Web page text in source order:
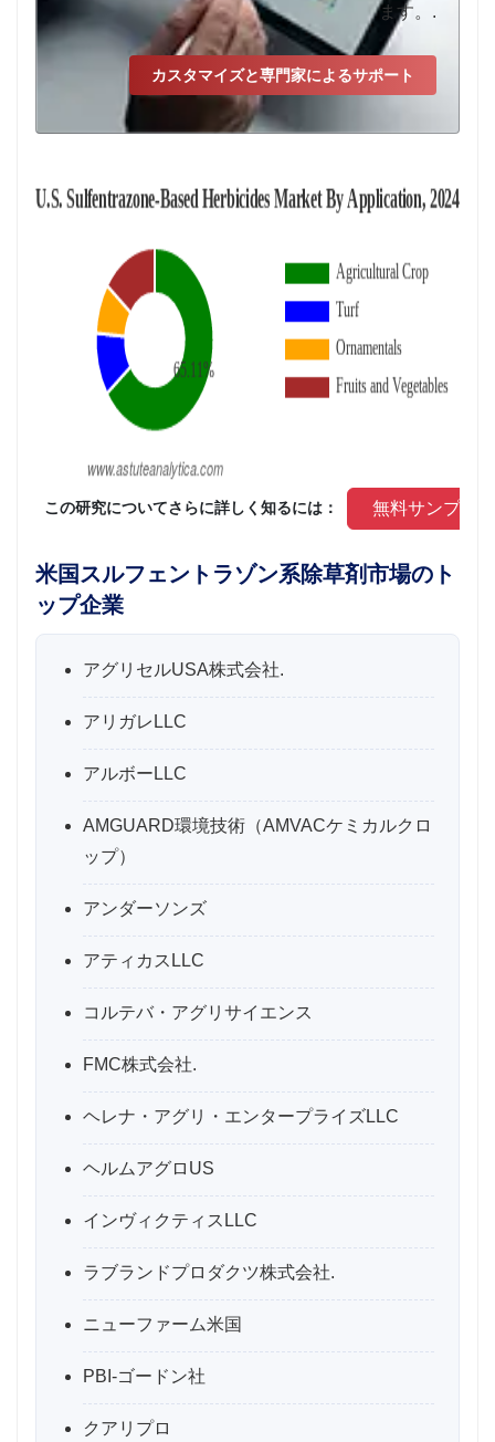
ます。.
カスタマイズと専門家によるサポート
この研究についてさらに詳しく知るには： 無料サンプル
米国スルフェントラゾン系除草剤市場のト
ップ企業
アグリセルUSA株式会社.
アリガレLLC
アルボーLLC
AMGUARD環境技術（AMVACケミカルクロ
ップ）
アンダーソンズ
アティカスLLC
コルテバ・アグリサイエンス
FMC株式会社.
ヘレナ・アグリ・エンタープライズLLC
ヘルムアグロUS
インヴィクティスLLC
ラブランドプロダクツ株式会社.
ニューファーム米国
PBI-ゴードン社
クアリプロ